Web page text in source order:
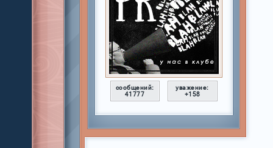
сообщений:
41777
уважение:
+158